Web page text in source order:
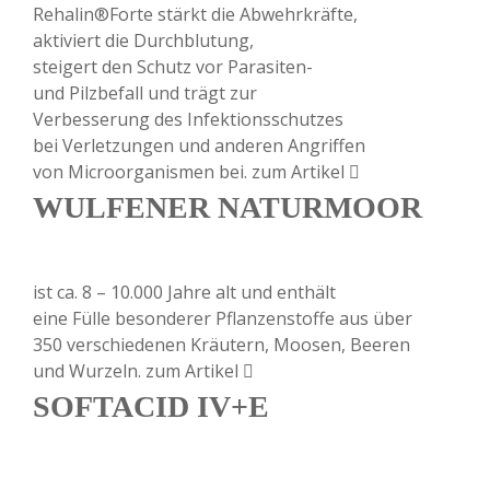
Rehalin®Forte stärkt die Abwehrkräfte,
aktiviert die Durchblutung,
steigert den Schutz vor Parasiten-
und Pilzbefall und trägt zur
Verbesserung des Infektionsschutzes
bei Verletzungen und anderen Angriffen
von Microorganismen bei. zum Artikel
WULFENER NATURMOOR
ist ca. 8 – 10.000 Jahre alt und enthält
eine Fülle besonderer Pflanzenstoffe aus über
350 verschiedenen Kräutern, Moosen, Beeren
und Wurzeln. zum Artikel
SOFTACID IV+E